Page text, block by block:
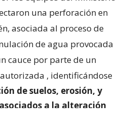
una perforación en
asociada al proceso de
de agua provocada
cauce por parte de un
, identificándose
de suelos, erosión, y
a la alteración